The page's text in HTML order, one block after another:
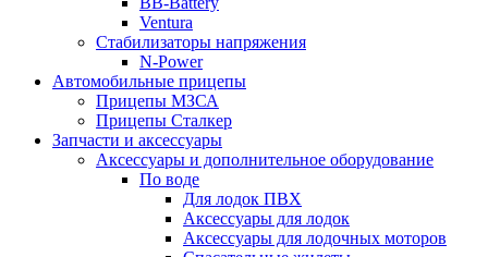
Ventura
Стабилизаторы напряжения
N-Power
Автомобильные прицепы
Прицепы МЗСА
Прицепы Сталкер
Запчасти и аксессуары
Аксессуары и дополнительное оборудование
По воде
Для лодок ПВХ
Аксессуары для лодок
Аксессуары для лодочных моторов